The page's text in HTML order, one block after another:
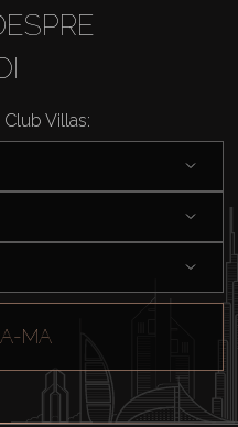
Villas:
MA